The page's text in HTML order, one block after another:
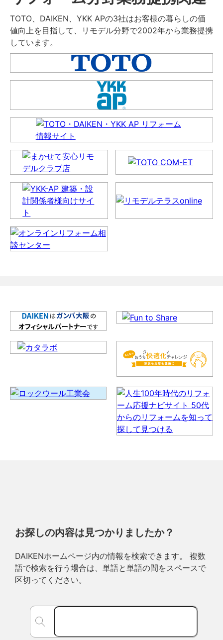
TOTO、DAIKEN、YKK APの3社はお客様の暮らしの価
値向上を目指して、リモデル分野で2002年から業務提携
しています。
お探しの内容は見つかりましたか？
DAIKENホームページ内の情報を検索できます。 複数
語で検索を行う場合は、単語と単語の間をスペースで
区切ってください。